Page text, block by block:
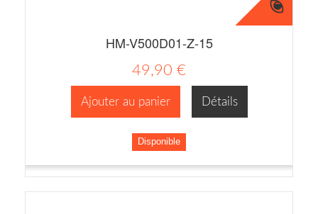
HM-V500D01-Z-15
49,90 €
Ajouter au panier Détails
Disponible